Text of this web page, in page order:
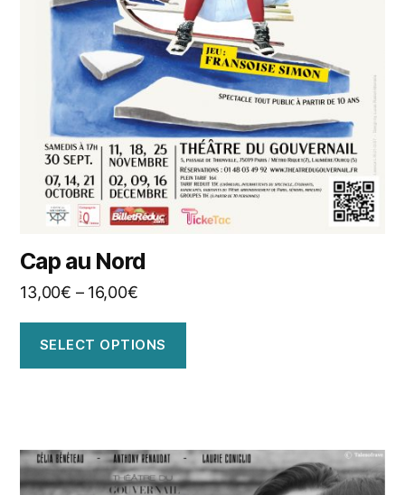
Cap au Nord
13,00€ – 16,00€
SELECT OPTIONS